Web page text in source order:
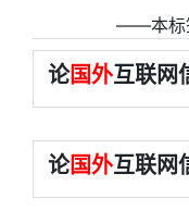
――本标
论国外互联网
论国外互联网